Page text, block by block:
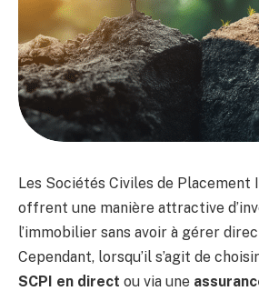
Les Sociétés Civiles de Placement
offrent une manière attractive
l’immobilier sans avoir à gérer
Cependant, lorsqu’il s’agit de
SCPI en direct ou via une